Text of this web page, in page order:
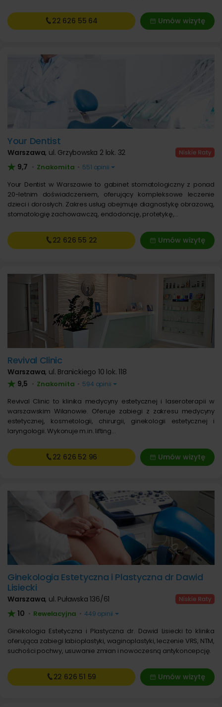
Umów wizytę
22 626 55 64
Your Dentist
Warszawa, ul. Grzybowska 2 lok. 32
9,7 • Znakomita • 551 opinii
Your Dentist w Warszawie to gabinet stomatologiczny z ponad
20-letnim doświadczeniem, oferujący kompleksowe leczenie
dzieci i dorosłych. Zakres usług obejmuje diagnostykę obrazową,
stomatologię zachowawczą, endodoncję, protetykę,…
Umów wizytę
22 626 55 22
Revival Clinic
Warszawa, ul. Branickiego 10 lok. 118
9,5 • Znakomita • 594 opinii
Revival Clinic to klinika medycyny estetycznej i laseroterapii w
warszawskim Wilanowie. Oferuje zabiegi z zakresu medycyny
estetycznej, kosmetologii, chirurgii, ginekologii estetycznej i
laryngologii. Wykonuje m.in. lifting…
Umów wizytę
22 626 52 96
Ginekologia Estetyczna i Plastyczna dr Dawid
Lisiecki
Warszawa, ul. Puławska 136/61
10 • Rewelacyjna • 449 opinii
Ginekologia Estetyczna i Plastyczna dr. Dawid Lisiecki to klinika
oferująca zabiegi labioplastyki, waginoplastyki, leczenie VRS, NTM,
suchości pochwy, usuwanie zmian i nowoczesną antykoncepcję.
Umów wizytę
22 626 51 59